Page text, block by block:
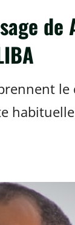
de
le